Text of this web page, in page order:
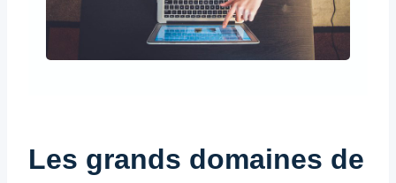
Les grands domaines de